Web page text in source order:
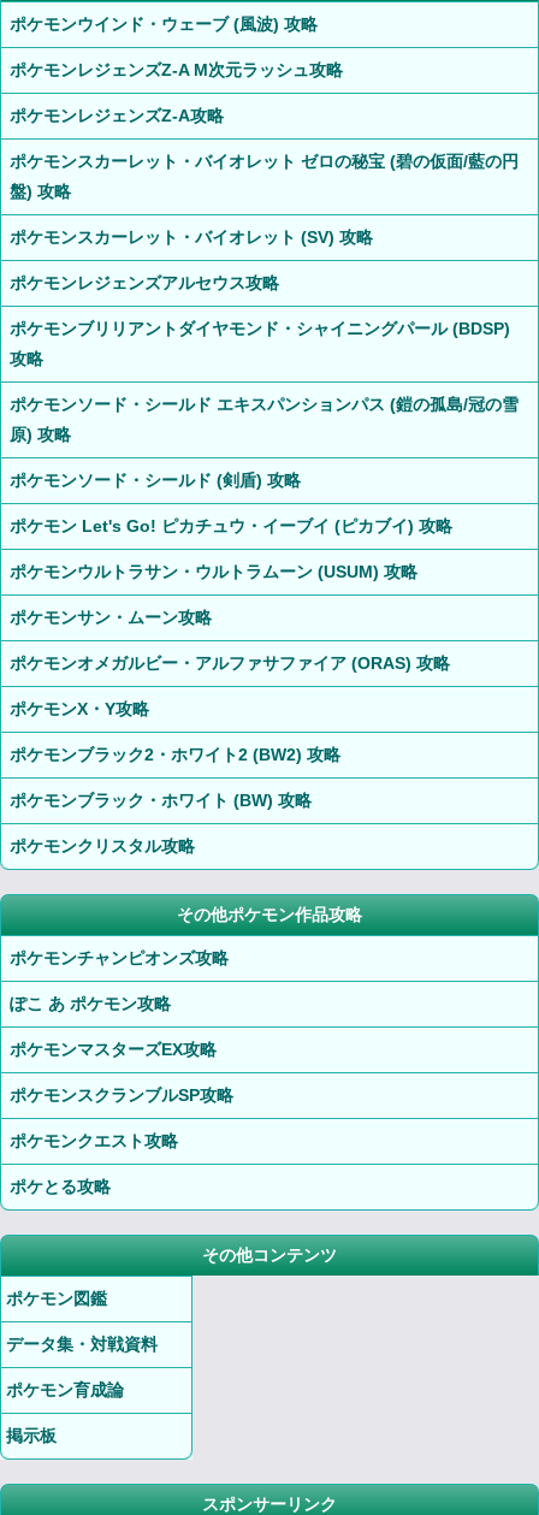
ポケモンウインド・ウェーブ (風波) 攻略
ポケモンレジェンズZ-A M次元ラッシュ攻略
ポケモンレジェンズZ-A攻略
ポケモンスカーレット・バイオレット ゼロの秘宝 (碧の仮面/藍の円
盤) 攻略
ポケモンスカーレット・バイオレット (SV) 攻略
ポケモンレジェンズアルセウス攻略
ポケモンブリリアントダイヤモンド・シャイニングパール (BDSP)
攻略
ポケモンソード・シールド エキスパンションパス (鎧の孤島/冠の雪
原) 攻略
ポケモンソード・シールド (剣盾) 攻略
ポケモン Let's Go! ピカチュウ・イーブイ (ピカブイ) 攻略
ポケモンウルトラサン・ウルトラムーン (USUM) 攻略
ポケモンサン・ムーン攻略
ポケモンオメガルビー・アルファサファイア (ORAS) 攻略
ポケモンX・Y攻略
ポケモンブラック2・ホワイト2 (BW2) 攻略
ポケモンブラック・ホワイト (BW) 攻略
ポケモンクリスタル攻略
その他ポケモン作品攻略
ポケモンチャンピオンズ攻略
ぽこ あ ポケモン攻略
ポケモンマスターズEX攻略
ポケモンスクランブルSP攻略
ポケモンクエスト攻略
ポケとる攻略
その他コンテンツ
ポケモン図鑑
データ集・対戦資料
ポケモン育成論
掲示板
スポンサーリンク